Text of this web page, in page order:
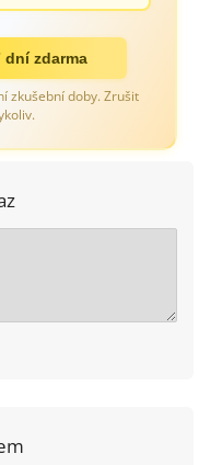
dní zdarma
zkušební doby. Zrušit